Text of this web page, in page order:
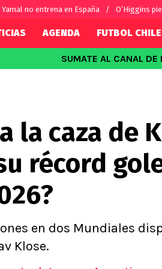
Yamal no entrena en España O’Higgins
por el mundo
Fútbol
Fútbol
AGENDA FUTBOL
SUMATE AL CANAL DE
la caza de
récord
en dos Mundiales
Klose.